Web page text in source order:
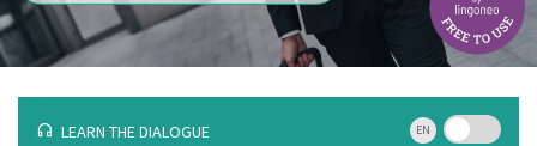
LEARN THE DIALOGUE EN